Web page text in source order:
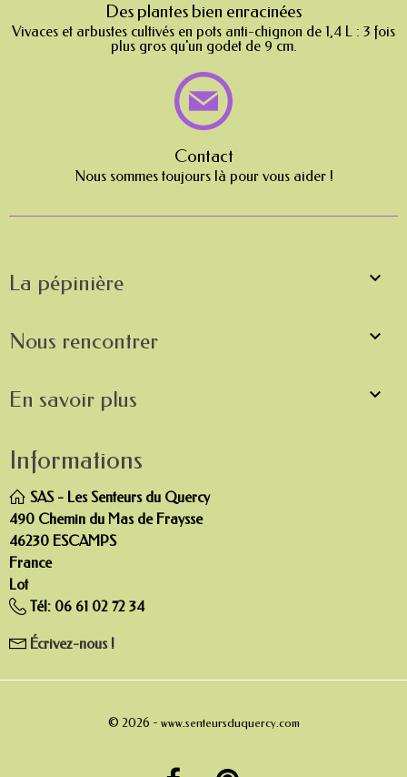
Des plantes bien enracinées
Vivaces et arbustes cultivés en pots anti-chignon de 1,4 L : 3 fois
plus gros qu'un godet de 9 cm.
Contact
Nous sommes toujours là pour vous aider !
La pépinière 
Nous rencontrer 
En savoir plus 
Informations
SAS - Les Senteurs du Quercy
490 Chemin du Mas de Fraysse
46230 ESCAMPS
France
Lot
Tél: 06 61 02 72 34
Écrivez-nous !
© 2026 - www.senteursduquercy.com